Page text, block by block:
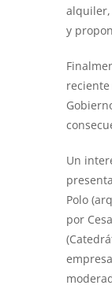
alquiler,
y
Un
Polo
por